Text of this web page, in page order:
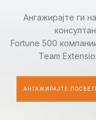
Ангажирајте ги
Fortune 500
Team
АНГАЖИРАЈТЕ